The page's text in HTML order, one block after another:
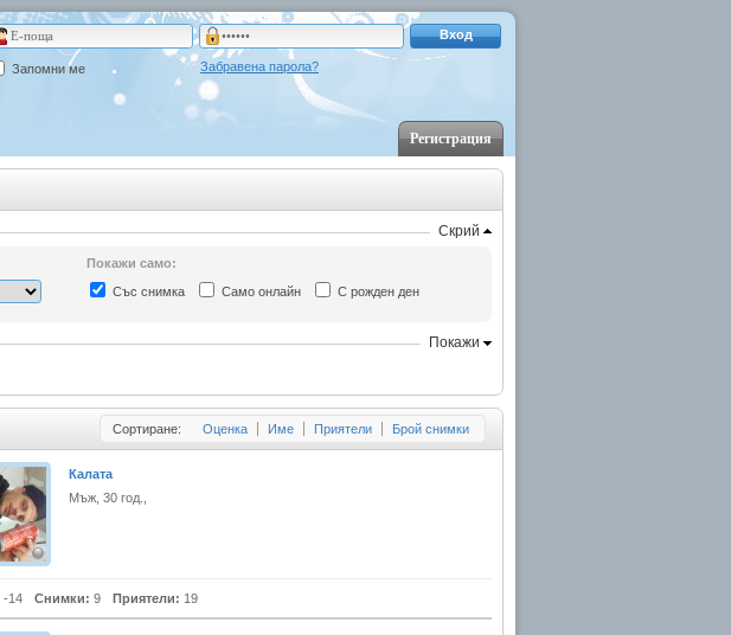
Регистрация
Вход
Запомни ме Забравена парола?
Скрий
Покажи само:
Със снимка
Само онлайн С рожден ден
Покажи
Сортиране: Оценка Име Приятели Брой снимки
Калата
Мъж, 30 год.,
-14 Снимки: 9 Приятели: 19